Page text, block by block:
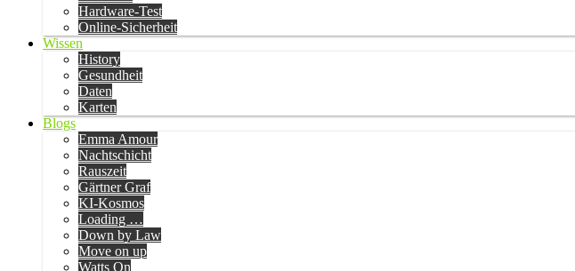
Hardware-Test
Online-Sicherheit
Wissen
History
Gesundheit
Daten
Karten
Blogs
Emma Amour
Nachtschicht
Rauszeit
Gärtner Graf
KI-Kosmos
Loading …
Down by Law
Move on up
Watts On